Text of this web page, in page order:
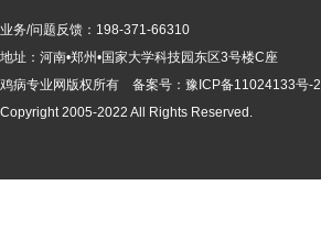
业务/问题反馈：198-371-66310
地址：河南•郑州•国家大学科技园东区3号楼C座
鸡病专业网版权所有 备案号： 豫ICP备11024133号-2
Copyright 2005-2022 All Rights Reserved.